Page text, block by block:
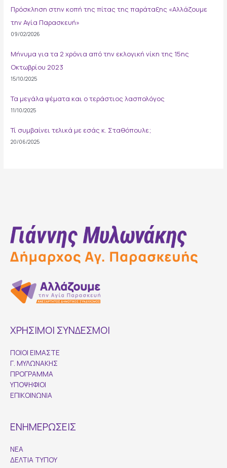
:Πρόσκληση στην κοπή της πίτας της παράταξης «Αλλάζουμε
την Αγία Παρασκευή»
09/02/2026
Μήνυμα για τα 2 χρόνια από την εκλογική νίκη της 15ης
Οκτωβρίου 2023
15/10/2025
Τα μεγάλα ψέματα και ο τεράστιος λασπολόγος
11/10/2025
Τί συμβαίνει τελικά με εσάς κ. Σταθόπουλε;
20/06/2025
ΧΡΗΣΙΜΟΙ ΣΥΝΔΕΣΜΟΙ
ΠΟΙΟΙ ΕΙΜΑΣΤΕ
Γ. ΜΥΛΩΝΑΚΗΣ
ΠΡΟΓΡΑΜΜΑ
ΥΠΟΨΗΦΙΟΙ
ΕΠΙΚΟΙΝΩΝΙΑ
ΕΝΗΜΕΡΩΣΕΙΣ
ΝΕΑ
ΔΕΛΤΙΑ ΤΥΠΟΥ